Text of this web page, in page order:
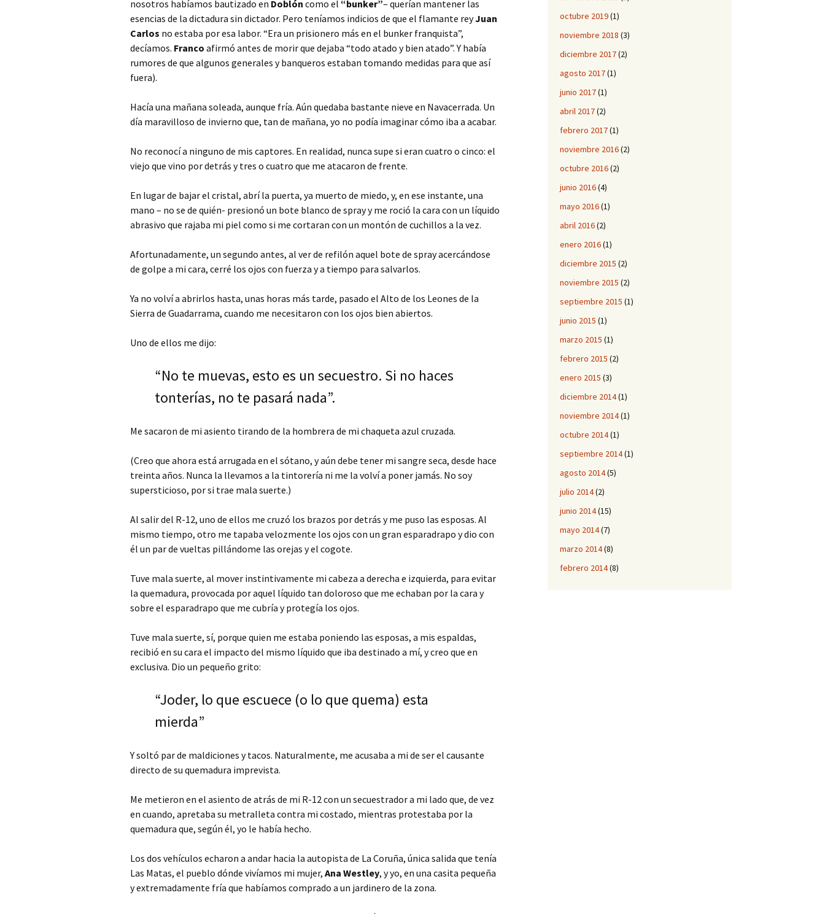
nosotros habíamos bautizado en Doblón como el “bunker”– querían mantener las
esencias de la dictadura sin dictador. Pero teníamos indicios de que el flamante reyJuan
Carlos no estaba por esa labor. “Era un prisionero más en el bunker franquista”,
decíamos. Franco afirmó antes de morir que dejaba “todo atado y bien atado”. Y había
rumores de que algunos generales y banqueros estaban tomando medidas para que así
fuera).
Hacía una mañana soleada, aunque fría. Aún quedaba bastante nieve en Navacerrada. Un
día maravilloso de invierno que, tan de mañana, yo no podía imaginar cómo iba a acabar.
No reconocí a ninguno de mis captores. En realidad, nunca supe si eran cuatro o cinco: el
viejo que vino por detrás y tres o cuatro que me atacaron de frente.
En lugar de bajar el cristal, abrí la puerta, ya muerto de miedo, y, en ese instante, una
mano – no se de quién- presionó un bote blanco de spray y me roció la cara con un líquido
abrasivo que rajaba mi piel como si me cortaran con un montón de cuchillos a la vez.
Afortunadamente, un segundo antes, al ver de refilón aquel bote de spray acercándose
de golpe a mi cara, cerré los ojos con fuerza y a tiempo para salvarlos.
Ya no volví a abrirlos hasta, unas horas más tarde, pasado el Alto de los Leones de la
Sierra de Guadarrama, cuando me necesitaron con los ojos bien abiertos.
Uno de ellos me dijo:
“No te muevas, esto es un secuestro. Si no haces
tonterías, no te pasará nada”.
Me sacaron de mi asiento tirando de la hombrera de mi chaqueta azul cruzada.
(Creo que ahora está arrugada en el sótano, y aún debe tener mi sangre seca, desde hace
treinta años. Nunca la llevamos a la tintorería ni me la volví a poner jamás. No soy
supersticioso, por si trae mala suerte.)
Al salir del R-12, uno de ellos me cruzó los brazos por detrás y me puso las esposas. Al
mismo tiempo, otro me tapaba velozmente los ojos con un gran esparadrapo y dio con
él un par de vueltas pillándome las orejas y el cogote.
Tuve mala suerte, al mover instintivamente mi cabeza a derecha e izquierda, para evitar
la quemadura, provocada por aquel líquido tan doloroso que me echaban por la cara y
sobre el esparadrapo que me cubría y protegía los ojos.
Tuve mala suerte, sí, porque quien me estaba poniendo las esposas, a mis espaldas,
recibió en su cara el impacto del mismo líquido que iba destinado a mí, y creo que en
exclusiva. Dio un pequeño grito:
“Joder, lo que escuece (o lo que quema) esta
mierda”
Y soltó par de maldiciones y tacos. Naturalmente, me acusaba a mi de ser el causante
directo de su quemadura imprevista.
Me metieron en el asiento de atrás de mi R-12 con un secuestrador a mi lado que, de vez
en cuando, apretaba su metralleta contra mi costado, mientras protestaba por la
quemadura que, según él, yo le había hecho.
Los dos vehículos echaron a andar hacia la autopista de La Coruña, única salida que tenía
Las Matas, el pueblo dónde vivíamos mi mujer, Ana Westley, y yo, en una casita pequeña
y extremadamente fría que habíamos comprado a un jardinero de la zona.
octubre 2019(1)
noviembre 2018 (3)
diciembre 2017(2)
agosto 2017(1)
junio 2017(1)
abril 2017(2)
febrero 2017(1)
noviembre 2016(2)
octubre 2016(2)
junio 2016(4)
mayo 2016(1)
abril 2016(2)
enero 2016(1)
diciembre 2015 (2)
noviembre 2015 (2)
septiembre 2015 (1)
junio 2015 (1)
marzo 2015 (1)
febrero 2015 (2)
enero 2015 (3)
diciembre 2014(1)
noviembre 2014(1)
octubre 2014(1)
septiembre 2014(1)
agosto 2014(5)
julio 2014(2)
junio 2014(15)
mayo 2014(7)
marzo 2014(8)
febrero 2014(8)